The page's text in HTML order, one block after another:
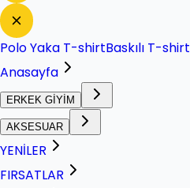
Polo Yaka T-shirtBaskılı T-shirt
Anasayfa
ERKEK GİYİM
AKSESUAR
YENİLER
FIRSATLAR